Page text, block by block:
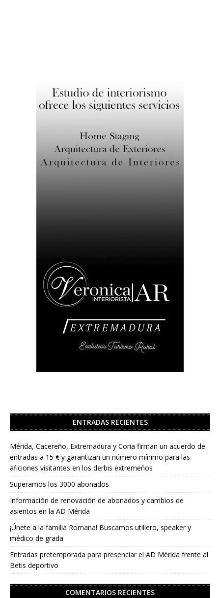
ENTRADAS RECIENTES
Mérida, Cacereño, Extremadura y Coria firman un acuerdo de
entradas a 15 € y garantizan un número mínimo para las
aficiones visitantes en los derbis extremeños
Superamos los 3000 abonados
Información de renovación de abonados y cambios de
asientos en la AD Mérida
¡Únete a la familia Romana! Buscamos utillero, speaker y
médico de grada
Entradas pretemporada para presenciar el AD Mérida frente al
Betis deportivo
COMENTARIOS RECIENTES